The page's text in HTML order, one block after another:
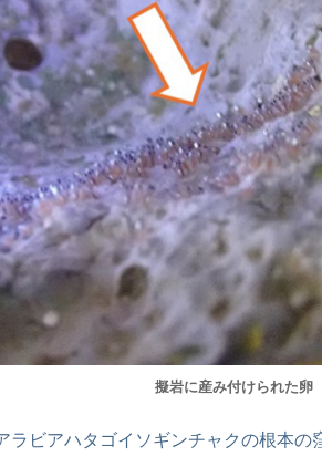
擬岩に産み付けられた卵
ラビアハタゴイソギンチャクの根本の